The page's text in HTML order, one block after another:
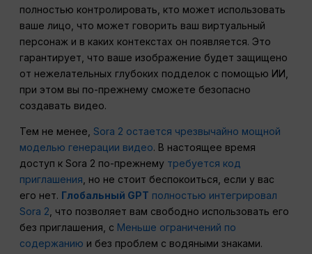
полностью контролировать, кто может использовать
ваше лицо, что может говорить ваш виртуальный
персонаж и в каких контекстах он появляется. Это
гарантирует, что ваше изображение будет защищено
от нежелательных глубоких подделок с помощью ИИ,
при этом вы по-прежнему сможете безопасно
создавать видео.
Тем не менее,Sora 2 остается чрезвычайно мощной
моделью генерации видео. В настоящее время
доступ к Sora 2 по-прежнему требуется код
приглашения , но не стоит беспокоиться, если у вас
его нет. Глобальный GPT полностью интегрировал
Sora 2 , что позволяет вам свободно использовать его
без приглашения, с Меньше ограничений по
содержанию и без проблем с водяными знаками.